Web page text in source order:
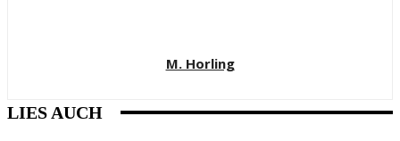
M. Horling
LIES AUCH